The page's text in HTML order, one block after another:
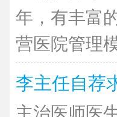
年，有丰富
营医院管理
李主任自荐
主治医师医